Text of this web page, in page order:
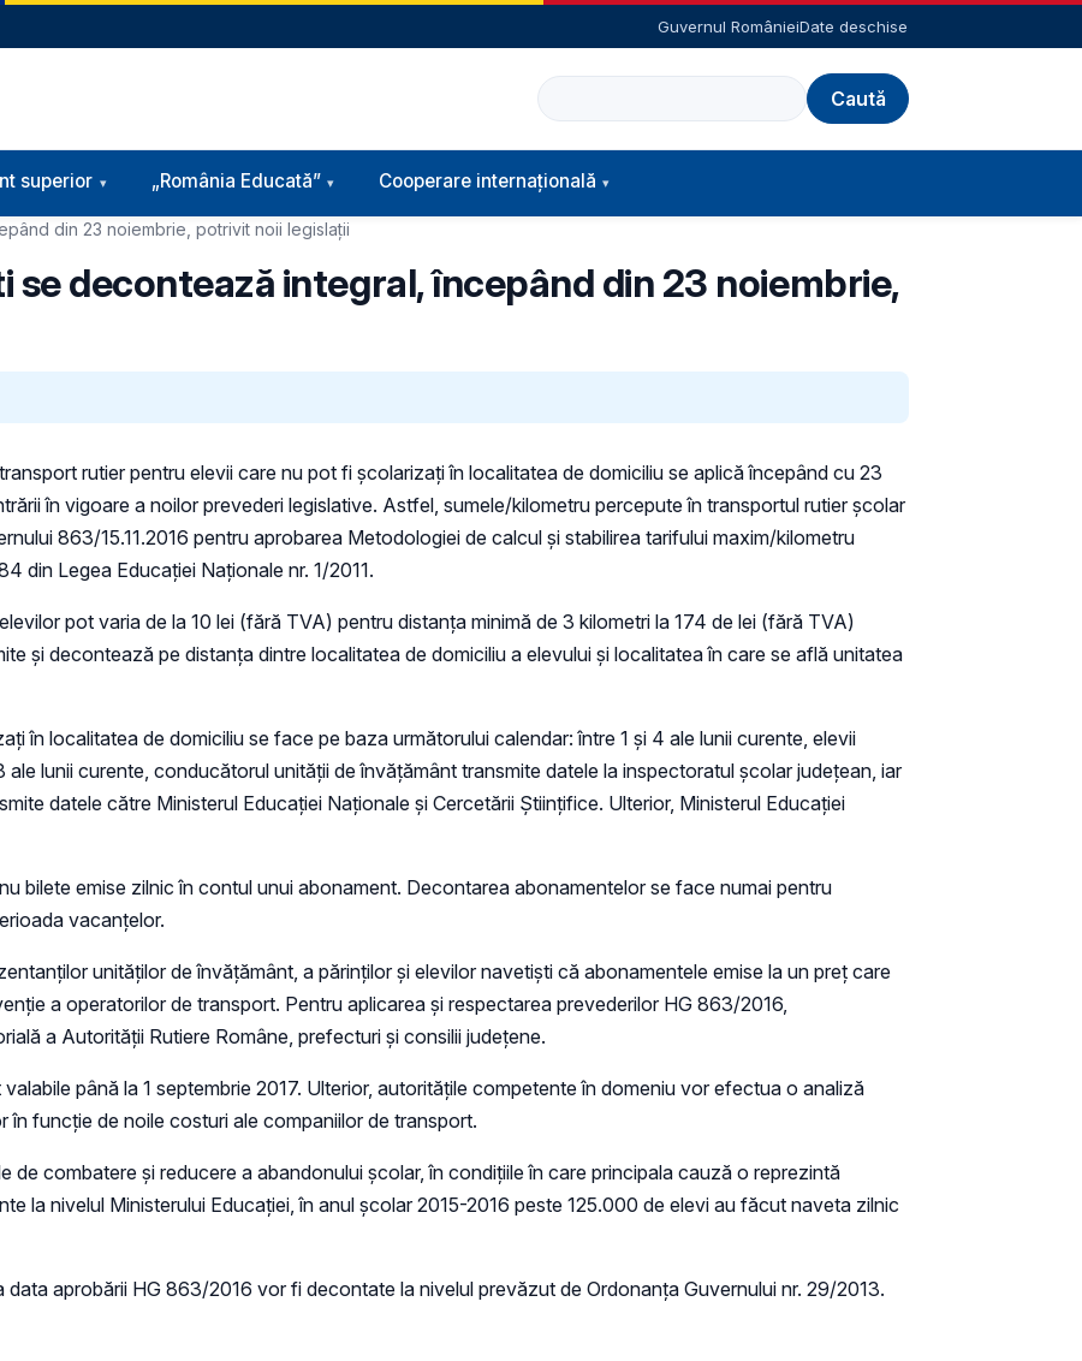
Guvernul RomânieiDate deschise
Caută
superior „România Educată” Cooperare internațională
din 23 noiembrie, potrivit noii legislații
decontează integral, începând din 23 noiembrie,
rutier pentru elevii care nu pot fi şcolarizaţi în localitatea de domiciliu se aplică începând cu 23
în vigoare a noilor prevederi legislative. Astfel, sumele/kilometru percepute în transportul rutier școlar
863/15.11.2016 pentru aprobarea Metodologiei de calcul și stabilirea tarifului maxim/kilometru
din Legea Educației Naționale nr. 1/2011.
pot varia de la 10 lei (fără TVA) pentru distanța minimă de 3 kilometri la 174 de lei (fără TVA)
și decontează pe distanţa dintre localitatea de domiciliu a elevului şi localitatea în care se află unitatea
în localitatea de domiciliu se face pe baza următorului calendar: între 1 și 4 ale lunii curente, elevii
lunii curente, conducătorul unităţii de învăţământ transmite datele la inspectoratul şcolar judeţean, iar
datele către Ministerul Educaţiei Naţionale și Cercetării Științifice. Ulterior, Ministerul Educației
bilete emise zilnic în contul unui abonament. Decontarea abonamentelor se face numai pentru
vacanţelor.
unităților de învățământ, a părinților și elevilor navetiști că abonamentele emise la un preț care
a operatorilor de transport. Pentru aplicarea și respectarea prevederilor HG 863/2016,
a Autorității Rutiere Române, prefecturi și consilii județene.
valabile până la 1 septembrie 2017. Ulterior, autoritățile competente în domeniu vor efectua o analiză
funcție de noile costuri ale companiilor de transport.
combatere și reducere a abandonului școlar, în condițiile în care principala cauză o reprezintă
la nivelul Ministerului Educației, în anul școlar 2015-2016 peste 125.000 de elevi au făcut naveta zilnic
aprobării HG 863/2016 vor fi decontate la nivelul prevăzut de Ordonanţa Guvernului nr. 29/2013.